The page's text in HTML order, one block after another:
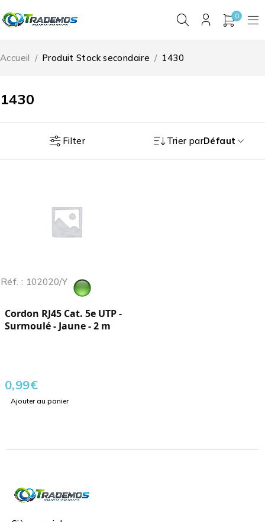
0
1430
Accueil / Produit Stock secondaire / 1430
Filter Trier parDéfaut
Réf. : 102020/Y
Cordon RJ45 Cat. 5e UTP -
Surmoulé - Jaune - 2 m
0,99€
Ajouter au panier